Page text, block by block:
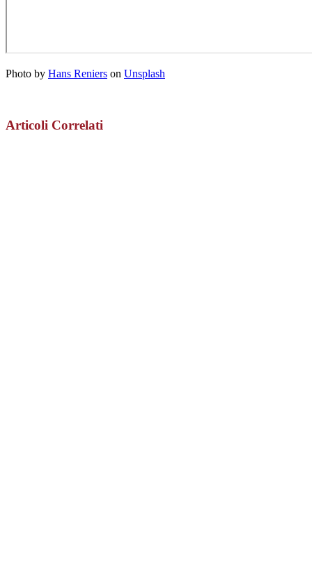
Photo by Hans Reniers on Unsplash
Articoli Correlati